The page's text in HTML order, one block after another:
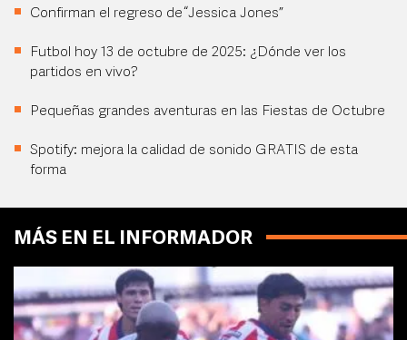
Confirman el regreso de “Jessica Jones”
Futbol hoy 13 de octubre de 2025: ¿Dónde ver los
partidos en vivo?
Pequeñas grandes aventuras en las Fiestas de Octubre
Spotify: mejora la calidad de sonido GRATIS de esta
forma
MÁS EN EL INFORMADOR